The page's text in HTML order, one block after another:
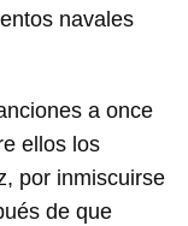
navales
a once
ellos los
por inmiscuirse
de que